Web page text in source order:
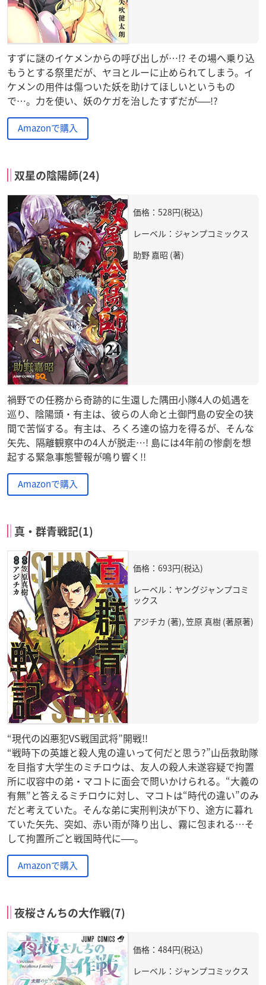
すずに謎のイケメンからの呼び出しが…!? その場へ乗り込
もうとする祭里だが、ヤヨとルーに止められてしまう。イ
ケメンの用件は傷ついた妖を助けてほしいというもの
で…。力を使い、妖のケガを治したすずだが──!?
Amazonで購入
双星の陰陽師(24)
価格：528円(税込)
レーベル：ジャンプコミックス
助野 嘉昭 (著)
禍野での任務から奇跡的に生還した隅田小隊4人の処遇を
巡り、陰陽頭・有主は、彼らの人命と土御門島の安全の狭
間で苦悩する。有主は、ろくろ達の協力を得るが、そんな
矢先、隔離観察中の4人が脱走…! 島には4年前の惨劇を想
起する緊急事態警報が鳴り響く!!
Amazonで購入
真・群青戦記(1)
価格：693円(税込)
レーベル：ヤングジャンプコミ
ックス
アジチカ (著), 笠原 真樹 (著原著)
“現代の凶悪犯VS戦国武将”開戦!!
“戦時下の英雄と殺人鬼の違いって何だと思う?”山岳救助隊
を目指す大学生のミチロウは、友人の殺人未遂容疑で拘置
所に収容中の弟・マコトに面会で問いかけられる。“大義の
有無”と答えるミチロウに対し、マコトは“時代の違い”のみ
だと考えていた。そんな弟に実刑判決が下り、途方に暮れ
ていた矢先、突如、赤い雨が降り出し、霧に包まれる…そ
して拘置所ごと戦国時代に──。
Amazonで購入
夜桜さんちの大作戦(7)
価格：484円(税込)
レーベル：ジャンプコミックス